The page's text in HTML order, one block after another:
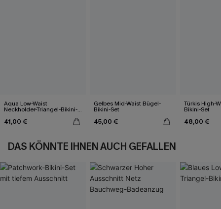
Aqua Low-Waist
Neckholder-Triangel-Bikini-
41,00 €
Gelbes Mid-Waist Bügel-
Bikini-Set
45,00 €
Türkis High-
Bikini-Set
48,00 €
DAS KÖNNTE IHNEN AUCH GEFALLEN